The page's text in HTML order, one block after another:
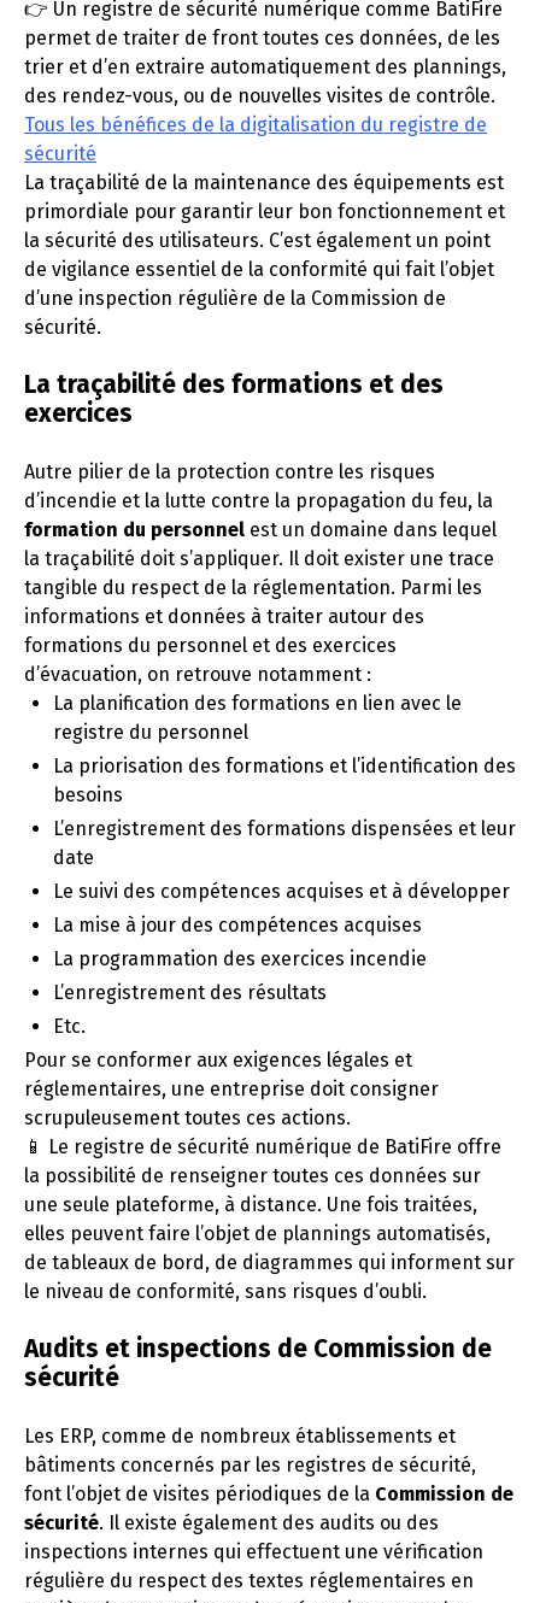
👉 Un registre de sécurité numérique comme BatiFire
permet de traiter de front toutes ces données, de les
trier et d’en extraire automatiquement des plannings,
des rendez-vous, ou de nouvelles visites de contrôle.
Tous les bénéfices de la digitalisation du registre de
sécurité
La traçabilité de la maintenance des équipements est
primordiale pour garantir leur bon fonctionnement et
la sécurité des utilisateurs. C’est également un point
de vigilance essentiel de la conformité qui fait l’objet
d’une inspection régulière de la Commission de
sécurité.
La traçabilité des formations et des
exercices
Autre pilier de la protection contre les risques
d’incendie et la lutte contre la propagation du feu, la
formation du personnel est un domaine dans lequel
la traçabilité doit s’appliquer. Il doit exister une trace
tangible du respect de la réglementation. Parmi les
informations et données à traiter autour des
formations du personnel et des exercices
d’évacuation, on retrouve notamment :
La planification des formations en lien avec le
registre du personnel
La priorisation des formations et l’identification des
besoins
L’enregistrement des formations dispensées et leur
date
Le suivi des compétences acquises et à développer
La mise à jour des compétences acquises
La programmation des exercices incendie
L’enregistrement des résultats
Etc.
Pour se conformer aux exigences légales et
réglementaires, une entreprise doit consigner
scrupuleusement toutes ces actions.
📱 Le registre de sécurité numérique de BatiFire offre
la possibilité de renseigner toutes ces données sur
une seule plateforme, à distance. Une fois traitées,
elles peuvent faire l’objet de plannings automatisés,
de tableaux de bord, de diagrammes qui informent sur
le niveau de conformité, sans risques d’oubli.
Audits et inspections de Commission de
sécurité
Les ERP, comme de nombreux établissements et
bâtiments concernés par les registres de sécurité,
font l’objet de visites périodiques de la Commission de
sécurité. Il existe également des audits ou des
inspections internes qui effectuent une vérification
régulière du respect des textes réglementaires en